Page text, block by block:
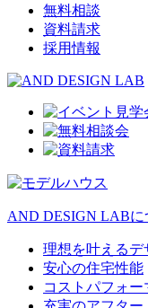
無料相談
資料請求
採用情報
AND DESIGN LABに
理想を叶えるデ
安心の住宅性能
コストパフォー